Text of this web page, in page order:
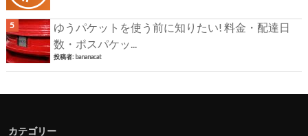
ゆうパケットを使う前に知りたい! 料金・配達日
数・ポスパケッ...
投稿者: bananacat
カテゴリー